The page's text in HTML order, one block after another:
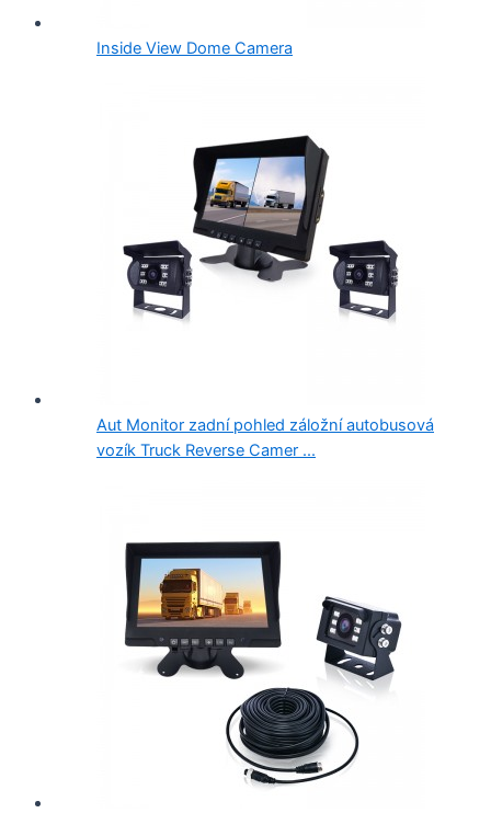
Inside View Dome Camera
Aut Monitor zadní pohled záložní autobusová
vozík Truck Reverse Camer ...